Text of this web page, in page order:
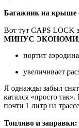
Багажник на крыше
Вот тут CAPS LOCK
МИНУС
портит
увеличивает
Я однажды забыл
катался «просто
почти 1 литр на
Топливо и заправки: